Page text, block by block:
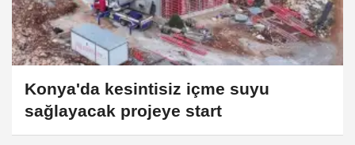
Konya'da kesintisiz içme suyu
sağlayacak projeye start